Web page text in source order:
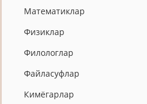
Математиклар
Физиклар
Филологлар
Файласуфлар
Кимёгарлар